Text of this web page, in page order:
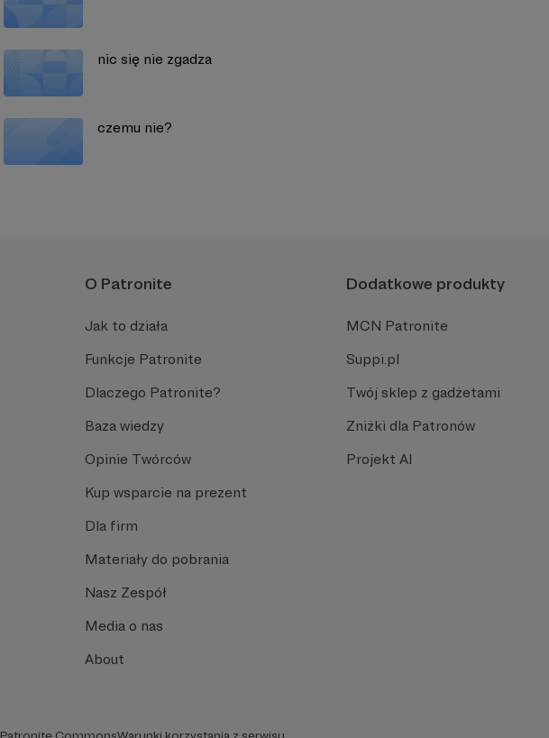
nic się nie zgadza
czemu nie?
O Patronite
Jak to działa
Funkcje Patronite
Dlaczego Patronite?
Baza wiedzy
Opinie Twórców
Kup wsparcie na prezent
Dla firm
Materiały do pobrania
Nasz Zespół
Media o nas
About
Dodatkowe produkty
MCN Patronite
Suppi.pl
Twój sklep z gadżetami
Zniżki dla Patronów
Projekt AI
Patronite CommonsWarunki korzystania z serwisu